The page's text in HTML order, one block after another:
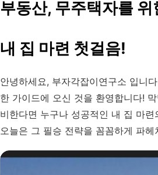
부동산, 무주택자를
내 집 마련 첫걸음!
안녕하세요, 부자각잡이연구소 입니
한 가이드에 오신 것을 환영합니다!
비한다면 누구나 성공적인 내 집 마
오늘은 그 필승 전략을 꼼꼼하게 파헤